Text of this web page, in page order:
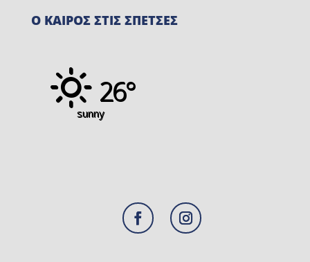
Ο ΚΑΙΡΟΣ ΣΤΙΣ ΣΠΕΤΣΕΣ
26°
sunny